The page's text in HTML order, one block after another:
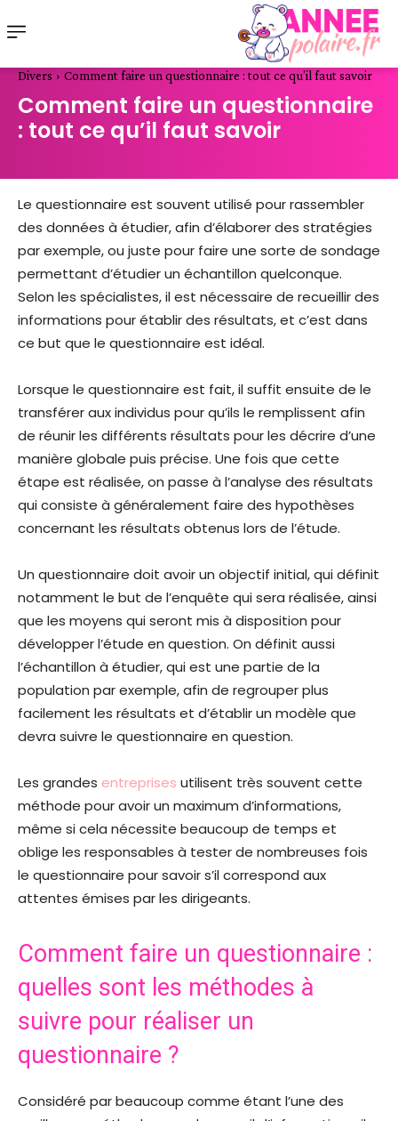
Divers Comment faire un questionnaire : tout ce qu’il faut savoir
Comment faire un questionnaire
: tout ce qu’il faut savoir
Le questionnaire est souvent utilisé pour rassembler
des données à étudier, afin d’élaborer des stratégies
par exemple, ou juste pour faire une sorte de sondage
permettant d’étudier un échantillon quelconque.
Selon les spécialistes, il est nécessaire de recueillir des
informations pour établir des résultats, et c’est dans
ce but que le questionnaire est idéal.
Lorsque le questionnaire est fait, il suffit ensuite de le
transférer aux individus pour qu’ils le remplissent afin
de réunir les différents résultats pour les décrire d’une
manière globale puis précise. Une fois que cette
étape est réalisée, on passe à l’analyse des résultats
qui consiste à généralement faire des hypothèses
concernant les résultats obtenus lors de l’étude.
Un questionnaire doit avoir un objectif initial, qui définit
notamment le but de l’enquête qui sera réalisée, ainsi
que les moyens qui seront mis à disposition pour
développer l’étude en question. On définit aussi
l’échantillon à étudier, qui est une partie de la
population par exemple, afin de regrouper plus
facilement les résultats et d’établir un modèle que
devra suivre le questionnaire en question.
Les grandes entreprises utilisent très souvent cette
méthode pour avoir un maximum d’informations,
même si cela nécessite beaucoup de temps et
oblige les responsables à tester de nombreuses fois
le questionnaire pour savoir s’il correspond aux
attentes émises par les dirigeants.
Comment faire un questionnaire :
quelles sont les méthodes à
suivre pour réaliser un
questionnaire ?
Considéré par beaucoup comme étant l’une des